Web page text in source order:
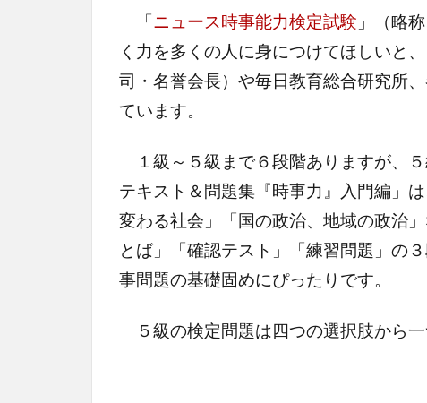
「ニュース時事能力検定試験 」（略
く力を多くの人に身につけてほしいと
司・名誉会長）や毎日教育総合研究所
ています。
１級～５級まで６段階ありますが、
テキスト＆問題集『時事力』入門編」
変わる社会」「国の政治、地域の政治
とば」「確認テスト」「練習問題」の
事問題の基礎固めにぴったりです。
５級の検定問題は四つの選択肢から一